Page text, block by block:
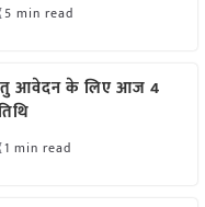
5 min read
हेतु आवेदन के लिए आज 4
1 min read